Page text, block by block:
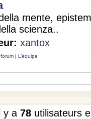
mente,
scienza..
xantox
| L’équipe
y a 78 utilisateurs